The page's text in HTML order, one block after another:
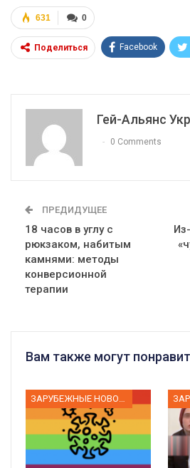
0
631
Поделиться Facebook
Гей-Альянс
0 Comments
ПРЕДИДУЩЕЕ
18 часов в углу с
рюкзаком, набитым
камнями: методы
конверсионной
терапии
Вам также могут
ЗАРУБЕЖНЫЕ НОВОСТИ